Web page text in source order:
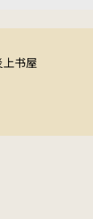
书屋